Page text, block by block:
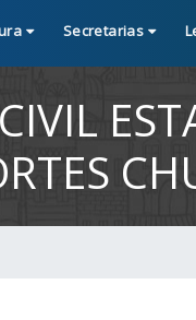
Secretarias